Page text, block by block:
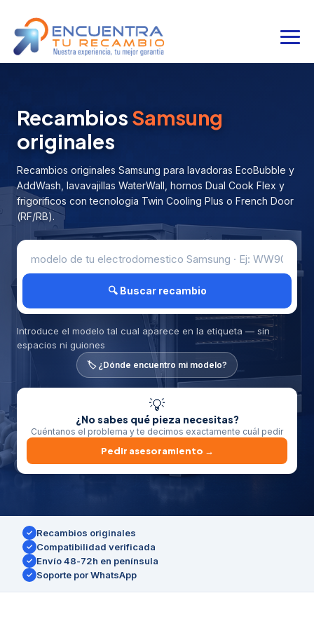
RecambiosSamsung
originales
Recambios originales Samsung para lavadoras EcoBubble y
AddWash, lavavajillas WaterWall, hornos Dual Cook Flex y
frigorificos con tecnologia Twin Cooling Plus o French Door
(RF/RB).
🔍 Buscar recambio
Introduce el modelo tal cual aparece en la etiqueta — sin
espacios ni guiones
🏷️ ¿Dónde encuentro mi modelo?
💡
¿No sabes qué pieza necesitas?
Cuéntanos el problema y te decimos exactamente cuál pedir
Pedir asesoramiento →
✓ Recambios originales
✓ Compatibilidad verificada
✓ Envío 48-72h en península
✓ Soporte por WhatsApp